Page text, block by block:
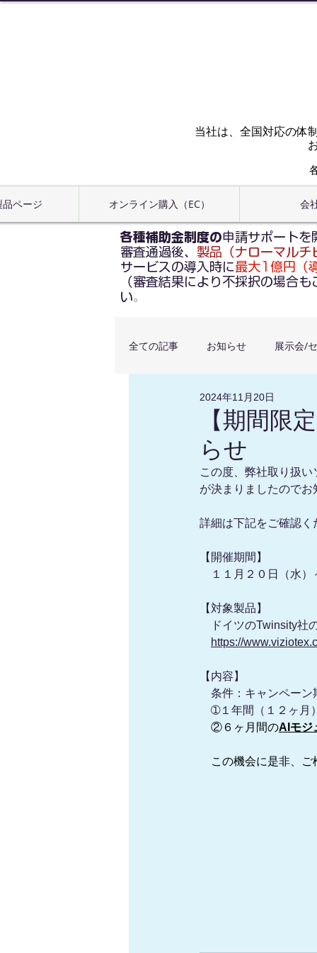
当社は、全国対応の体
ページ オンライン購入（EC） 会
各種補助金制度の申請サポートを
審査通過後、 製品（ナローマルチ
サービスの導入時に最大1億円
（審査結果により不採択の場合
い。
全ての記事 お知らせ 展示会/
導入顧客事例 Pointorama
【期間限
らせ
2024年11月20日
この度、弊社取り扱
が決まりましたので
詳細は下記をご確認く
【開催期間】
１１月２０日（水）
【対象製品】
ドイツのTwinsity社
https://
【内容】
条件：キャンペーン
➀１年間（１２ヶ月
②６ヶ月間のAIモジ
この機会に是非、ご